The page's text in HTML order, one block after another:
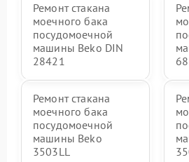
Ремонт стакана
моечного бака
посудомоечной
машины Beko DIN
28421
Ремонт стакана
моечного бака
посудомоечной
машины Beko
3503LL